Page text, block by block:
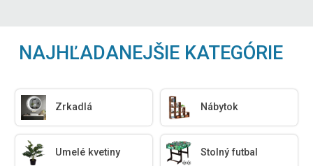
NAJHĽADANEJŠIE KATEGÓRIE
Zrkadlá Nábytok
Umelé kvetiny Stolný futbal